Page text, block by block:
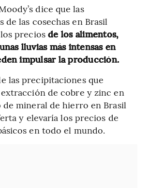
dice que las
las cosechas en Brasil
preciosde los alimentos,
lluvias más intensas en
impulsar la producción.
las precipitaciones que
de cobre y zinc en
de mineral de hierro en Brasil
y elevaría los precios de
en todo el mundo.